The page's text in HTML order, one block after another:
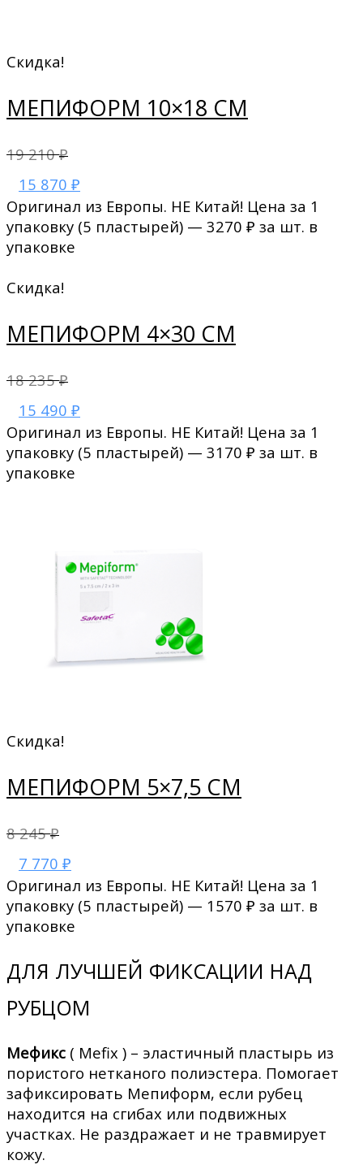
Скидка!
МЕПИФОРМ 10×18 СМ
19 210₽
15 870 ₽
Оригинал из Европы. НЕ Китай! Цена за 1
упаковку (5 пластырей) — 3270 ₽ за шт. в
упаковке
Скидка!
МЕПИФОРМ 4×30 СМ
18 235₽
15 490 ₽
Оригинал из Европы. НЕ Китай! Цена за 1
упаковку (5 пластырей) — 3170 ₽ за шт. в
упаковке
Скидка!
МЕПИФОРМ 5×7,5 СМ
8 245₽
7 770 ₽
Оригинал из Европы. НЕ Китай! Цена за 1
упаковку (5 пластырей) — 1570 ₽ за шт. в
упаковке
ДЛЯ ЛУЧШЕЙ ФИКСАЦИИ НАД
РУБЦОМ
Мефикс ( Mefix ) – эластичный пластырь из
пористого нетканого полиэстера. Помогает
зафиксировать Мепиформ, если рубец
находится на сгибах или подвижных
участках. Не раздражает и не травмирует
кожу.